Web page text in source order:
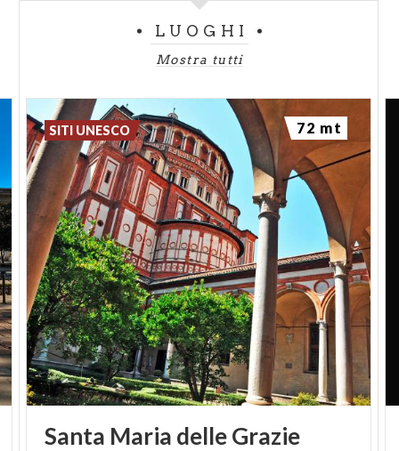
LUOGHI
Mostra tutti
Santa Maria delleGrazie
SITI UNESCO 72 mt